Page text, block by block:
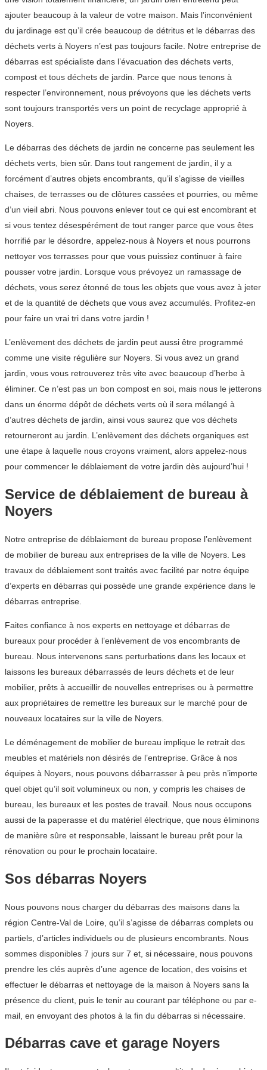
ajouter beaucoup à la valeur de votre maison. Mais l’inconvénient
du jardinage est qu’il crée beaucoup de détritus et le débarras des
déchets verts à Noyers n’est pas toujours facile. Notre entreprise de
débarras est spécialiste dans l’évacuation des déchets verts,
compost et tous déchets de jardin. Parce que nous tenons à
respecter l’environnement, nous prévoyons que les déchets verts
sont toujours transportés vers un point de recyclage approprié à
Noyers.
Le débarras des déchets de jardin ne concerne pas seulement les
déchets verts, bien sûr. Dans tout rangement de jardin, il y a
forcément d’autres objets encombrants, qu’il s’agisse de vieilles
chaises, de terrasses ou de clôtures cassées et pourries, ou même
d’un vieil abri. Nous pouvons enlever tout ce qui est encombrant et
si vous tentez désespérément de tout ranger parce que vous êtes
horrifié par le désordre, appelez-nous à Noyers et nous pourrons
nettoyer vos terrasses pour que vous puissiez continuer à faire
pousser votre jardin. Lorsque vous prévoyez un ramassage de
déchets, vous serez étonné de tous les objets que vous avez à jeter
et de la quantité de déchets que vous avez accumulés. Profitez-en
pour faire un vrai tri dans votre jardin !
L’enlèvement des déchets de jardin peut aussi être programmé
comme une visite régulière sur Noyers. Si vous avez un grand
jardin, vous vous retrouverez très vite avec beaucoup d’herbe à
éliminer. Ce n’est pas un bon compost en soi, mais nous le jetterons
dans un énorme dépôt de déchets verts où il sera mélangé à
d’autres déchets de jardin, ainsi vous saurez que vos déchets
retourneront au jardin. L’enlèvement des déchets organiques est
une étape à laquelle nous croyons vraiment, alors appelez-nous
pour commencer le déblaiement de votre jardin dès aujourd’hui !
Service de déblaiement de bureau à
Noyers
Notre entreprise de déblaiement de bureau propose l’enlèvement
de mobilier de bureau aux entreprises de la ville de Noyers. Les
travaux de déblaiement sont traités avec facilité par notre équipe
d’experts en débarras qui possède une grande expérience dans le
débarras entreprise.
Faites confiance à nos experts en nettoyage et débarras de
bureaux pour procéder à l’enlèvement de vos encombrants de
bureau. Nous intervenons sans perturbations dans les locaux et
laissons les bureaux débarrassés de leurs déchets et de leur
mobilier, prêts à accueillir de nouvelles entreprises ou à permettre
aux propriétaires de remettre les bureaux sur le marché pour de
nouveaux locataires sur la ville de Noyers.
Le déménagement de mobilier de bureau implique le retrait des
meubles et matériels non désirés de l’entreprise. Grâce à nos
équipes à Noyers, nous pouvons débarrasser à peu près n’importe
quel objet qu’il soit volumineux ou non, y compris les chaises de
bureau, les bureaux et les postes de travail. Nous nous occupons
aussi de la paperasse et du matériel électrique, que nous éliminons
de manière sûre et responsable, laissant le bureau prêt pour la
rénovation ou pour le prochain locataire.
Sos débarras Noyers
Nous pouvons nous charger du débarras des maisons dans la
région Centre-Val de Loire, qu’il s’agisse de débarras complets ou
partiels, d’articles individuels ou de plusieurs encombrants. Nous
sommes disponibles 7 jours sur 7 et, si nécessaire, nous pouvons
prendre les clés auprès d’une agence de location, des voisins et
effectuer le débarras et nettoyage de la maison à Noyers sans la
présence du client, puis le tenir au courant par téléphone ou par e-
mail, en envoyant des photos à la fin du débarras si nécessaire.
Débarras cave et garage Noyers